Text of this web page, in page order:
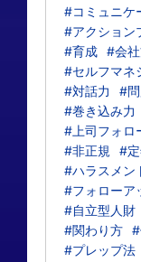
#コミュニケ
#アクション
#育成 #会
#セルフマネ
#対話力
#
#巻き込み力
#上司フォロ
#非正規
#
#ハラスメン
#フォローア
#自立型人財
#関わり方
#プレップ法